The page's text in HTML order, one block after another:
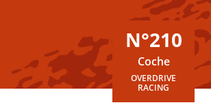
N°210
Coche
OVERDRIVE
RACING